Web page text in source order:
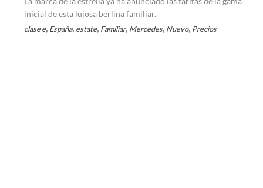
inicial de esta lujosa berlina familiar.
clase e, España, estate, Familiar, Mercedes, Nuevo, Precios